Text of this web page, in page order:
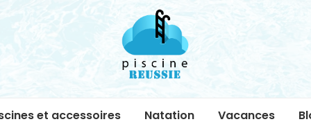
piscine-
et accessoires Natation Vacances